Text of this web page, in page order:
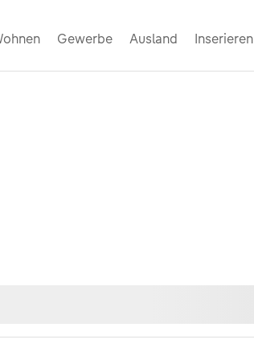
Gewerbe Ausland Inserieren